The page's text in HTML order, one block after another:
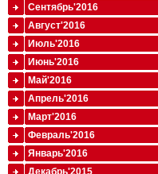
Сентябрь'2016
Август'2016
Июль'2016
Июнь'2016
Май'2016
Апрель'2016
Март'2016
Февраль'2016
Январь'2016
Декабрь'2015